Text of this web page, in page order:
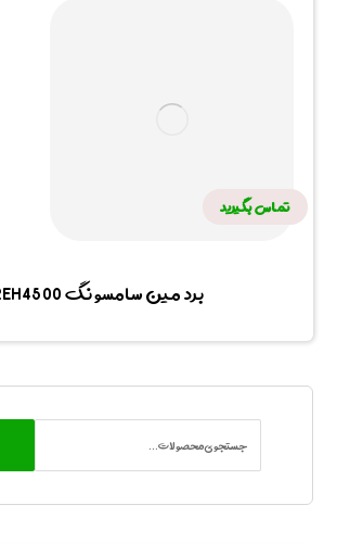
برد مین سامسونگ 32EH4500
تماس بگیرید